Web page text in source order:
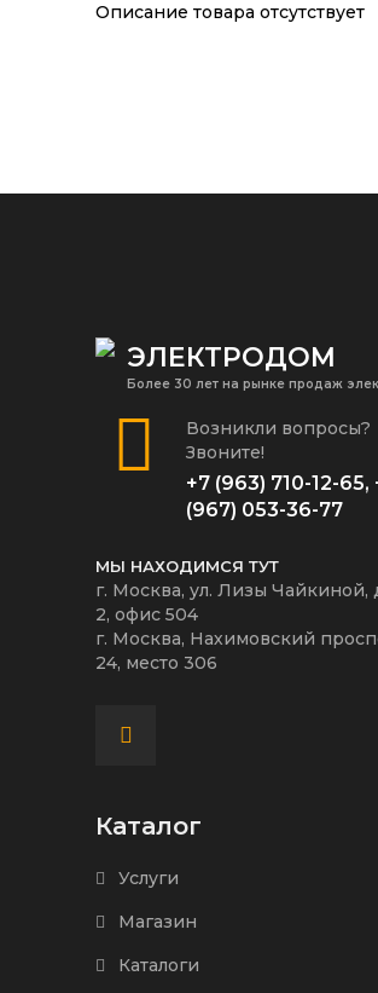
Описание товара отсутствует
ЭЛЕКТРОДОМ
Более 30 лет на рынке продаж
Возникли вопросы?
Звоните!
+7 (963) 710-12-65,
(967) 053-36-77
МЫ НАХОДИМСЯ ТУТ
г. Москва, ул. Лизы Чайкиной,
2, офис 504
г. Москва, Нахимовский
24, место 306
Каталог
Услуги
Магазин
Каталоги